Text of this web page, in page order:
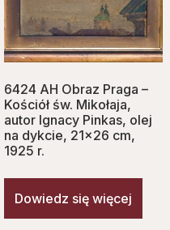
6424 AH Obraz Praga –
Kościół św. Mikołaja,
autor Ignacy Pinkas, olej
na dykcie, 21×26 cm,
1925 r.
Dowiedz się więcej